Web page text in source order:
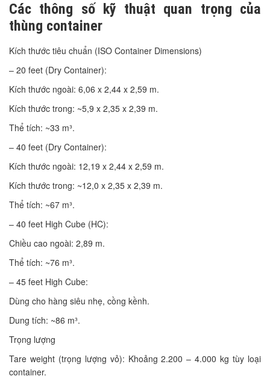
Các thông số kỹ thuật quan trọng của
thùng container
Kích thước tiêu chuẩn (ISO Container Dimensions)
– 20 feet (Dry Container):
Kích thước ngoài: 6,06 x 2,44 x 2,59 m.
Kích thước trong: ~5,9 x 2,35 x 2,39 m.
Thể tích: ~33 m³.
– 40 feet (Dry Container):
Kích thước ngoài: 12,19 x 2,44 x 2,59 m.
Kích thước trong: ~12,0 x 2,35 x 2,39 m.
Thể tích: ~67 m³.
– 40 feet High Cube (HC):
Chiều cao ngoài: 2,89 m.
Thể tích: ~76 m³.
– 45 feet High Cube:
Dùng cho hàng siêu nhẹ, cồng kềnh.
Dung tích: ~86 m³.
Trọng lượng
Tare weight (trọng lượng vỏ): Khoảng 2.200 – 4.000 kg tùy loại
container.